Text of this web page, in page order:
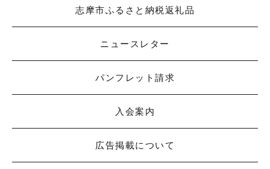
志摩市ふるさと納税返礼品
ニュースレター
パンフレット請求
入会案内
広告掲載について